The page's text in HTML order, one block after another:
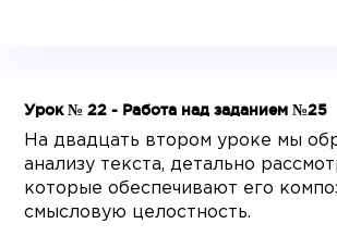
Урок № 22 - Работа над заданием №25
На двадцать втором уроке мы
анализу текста, детально
которые обеспечивают его
смысловую целостность.